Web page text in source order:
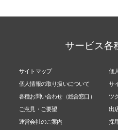
サービス各
サイトマップ
個
個人情報の取り扱いについて
サ
各種お問い合わせ（総合窓口）
ツ
ご意見・ご要望
出
運営会社のご案内
採